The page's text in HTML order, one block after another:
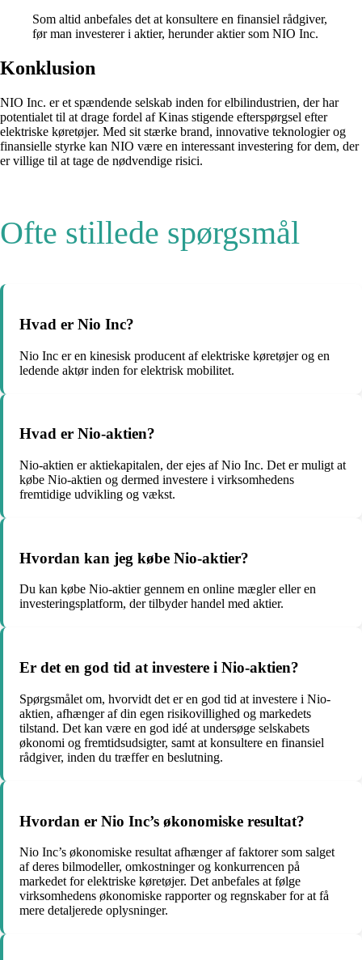
Som altid anbefales det at konsultere en finansiel rådgiver,
før man investerer i aktier, herunder aktier som NIO Inc.
Konklusion
NIO Inc. er et spændende selskab inden for elbilindustrien, der har
potentialet til at drage fordel af Kinas stigende efterspørgsel efter
elektriske køretøjer. Med sit stærke brand, innovative teknologier og
finansielle styrke kan NIO være en interessant investering for dem, der
er villige til at tage de nødvendige risici.
Ofte stillede spørgsmål
Hvad er Nio Inc?
Nio Inc er en kinesisk producent af elektriske køretøjer og en
ledende aktør inden for elektrisk mobilitet.
Hvad er Nio-aktien?
Nio-aktien er aktiekapitalen, der ejes af Nio Inc. Det er muligt at
købe Nio-aktien og dermed investere i virksomhedens
fremtidige udvikling og vækst.
Hvordan kan jeg købe Nio-aktier?
Du kan købe Nio-aktier gennem en online mægler eller en
investeringsplatform, der tilbyder handel med aktier.
Er det en god tid at investere i Nio-aktien?
Spørgsmålet om, hvorvidt det er en god tid at investere i Nio-
aktien, afhænger af din egen risikovillighed og markedets
tilstand. Det kan være en god idé at undersøge selskabets
økonomi og fremtidsudsigter, samt at konsultere en finansiel
rådgiver, inden du træffer en beslutning.
Hvordan er Nio Inc’s økonomiske resultat?
Nio Inc’s økonomiske resultat afhænger af faktorer som salget
af deres bilmodeller, omkostninger og konkurrencen på
markedet for elektriske køretøjer. Det anbefales at følge
virksomhedens økonomiske rapporter og regnskaber for at få
mere detaljerede oplysninger.